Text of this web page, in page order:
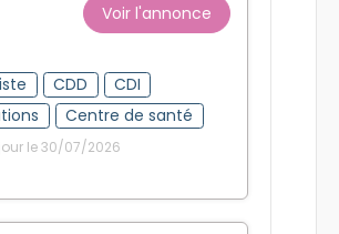
Voir l'annonce
CDD
CDI
Centre de santé
le 30/07/2026